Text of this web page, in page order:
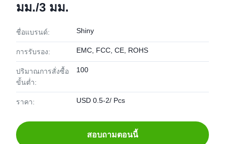
มม./3 มม.
ชื่อแบรนด์: Shiny
การรับรอง: EMC, FCC, CE, ROHS
ปริมาณการสั่งซื้อ
ขั้นต่ำ:
100
ราคา: USD 0.5-2/ Pcs
สอบถามตอนนี้